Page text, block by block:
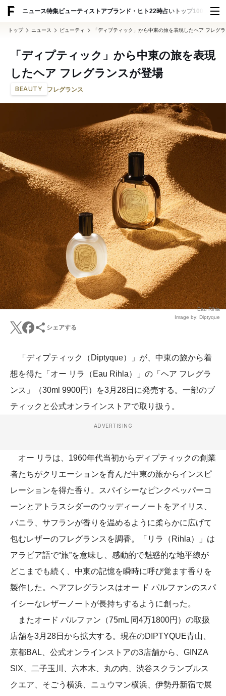
ニュース特集ビューティ ストアブランド・ヒト22時占い トップ100 スナッ
トップ ニュース ビューティ 「ディプティック」から中東の旅を表現したヘア フレグ
「ディプティック」から中東の旅を表現
したヘア フレグランスが登場
BEAUTY フレグランス
Eau Rihla
Image by: Diptyque
シェアする
「ディプティック（Diptyque）」が、中東の旅から着
想を得た「オー リラ（Eau Rihla）」の「ヘア フレグラ
ンス」（30ml 9900円）を3月28日に発売する。一部のブ
ティックと公式オンラインストアで取り扱う。
ADVERTISING
オー リラは、1960年代当初からディプティックの創業
者たちがクリエーションを育んだ中東の旅からインスピ
レーションを得た香り。スパイシーなピンクペッパーコ
ーンとアトラスシダーのウッディーノートをアイリス、
バニラ、サフランが香りを温めるように柔らかに広げて
包むレザーのフレグランスを調香。「リラ（Rihla）」は
アラビア語で“旅”を意味し、感動的で魅惑的な地平線が
どこまでも続く、中東の記憶を瞬時に呼び覚ます香りを
製作した。ヘアフレグランスはオー ド パルファンのスパ
イシーなレザーノートが長持ちするように創った。
またオード パルファン（75mL 同4万1800円）の取扱
店舗を3月28日から拡大する。現在のDIPTYQUE青山、
京都BAL、公式オンラインストアの3店舗から、GINZA
SIX、二子玉川、六本木、丸の内、渋谷スクランブルス
クエア、そごう横浜、ニュウマン横浜、伊勢丹新宿で展